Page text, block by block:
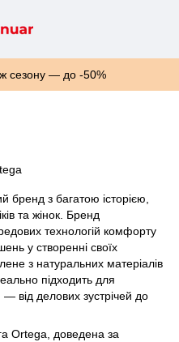
сезону — до -50%
бренд з багатою історією,
та жінок. Бренд
технологій комфорту
у створенні своїх
з натуральних матеріалів
підходить для
— від делових зустрічей до
Ortega, доведена за